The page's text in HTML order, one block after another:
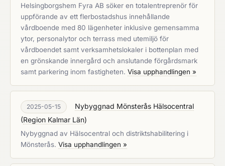
Helsingborgshem Fyra AB söker en totalentreprenör för
uppförande av ett flerbostadshus innehållande
vårdboende med 80 lägenheter inklusive gemensamma
ytor, personalytor och terrass med utemiljö för
vårdboendet samt verksamhetslokaler i bottenplan med
en grönskande innergård och anslutande förgårdsmark
samt parkering inom fastigheten. Visa upphandlingen »
2025-05-15
Nybyggnad Mönsterås Hälsocentral
(Region Kalmar Län)
Nybyggnad av Hälsocentral och distriktshabilitering i
Mönsterås. Visa upphandlingen »